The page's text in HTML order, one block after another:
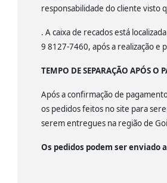
responsabilidade do cliente visto
. A caixa de recados está
9 8127-7460, após a realização
TEMPO DE SEPARAÇÃO APÓS O
Após a confirmação de
os pedidos feitos no site para
serem entregues na região de
Os pedidos podem ser enviado